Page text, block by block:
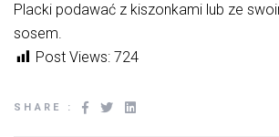
Placki podawać z kiszonkami lub ze
sosem.
Post Views: 724
SHARE :